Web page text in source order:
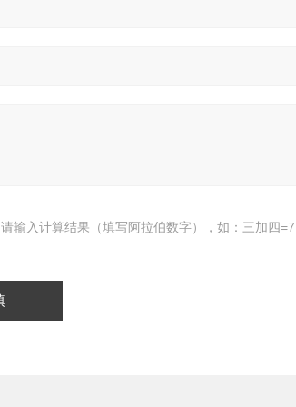
请输入计算结果（填写阿拉伯数字），如：三加四=7